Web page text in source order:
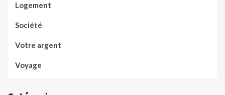
Logement
Société
Votre argent
Voyage